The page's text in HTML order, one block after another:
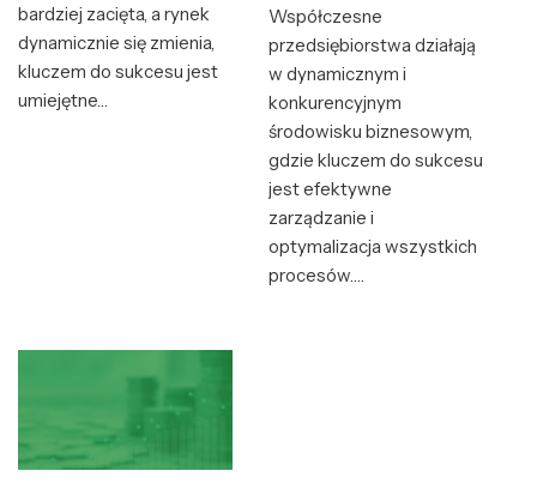
bardziej zacięta, a rynek
dynamicznie się zmienia,
kluczem do sukcesu jest
umiejętne…
Współczesne
przedsiębiorstwa działają
w dynamicznym i
konkurencyjnym
środowisku biznesowym,
gdzie kluczem do sukcesu
jest efektywne
zarządzanie i
optymalizacja wszystkich
procesów.…